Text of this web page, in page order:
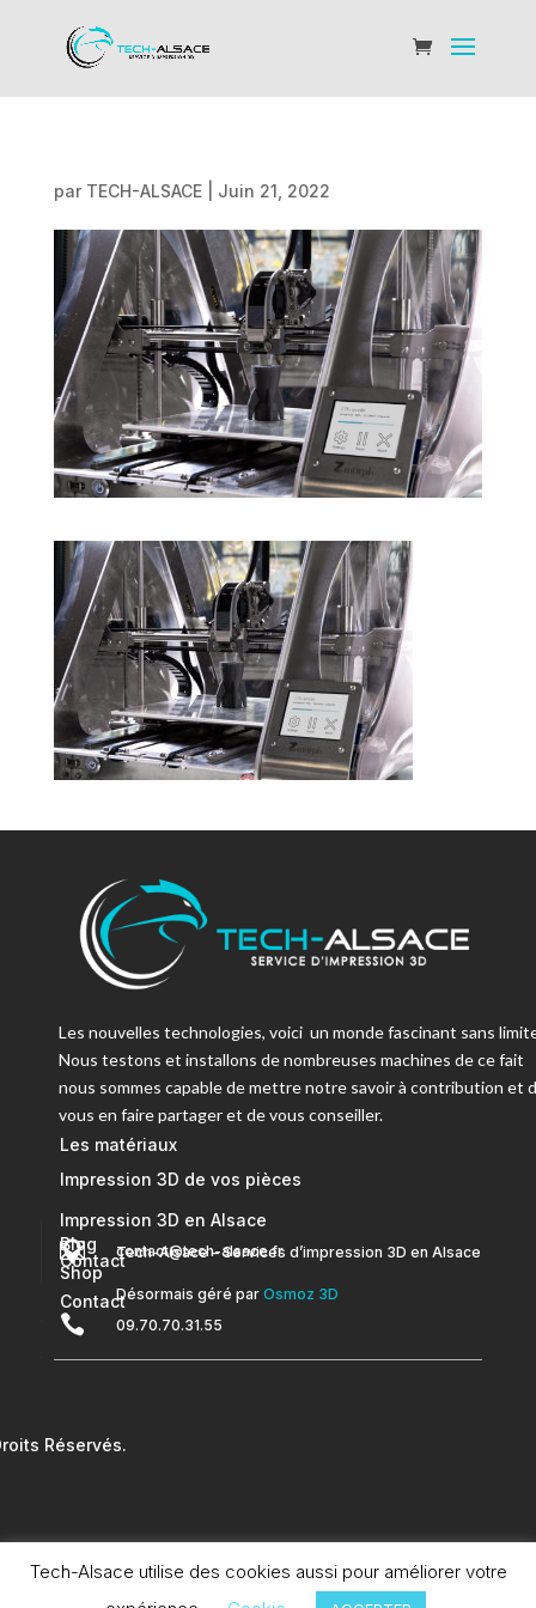
par TECH-ALSACE| Juin 21, 2022
Les nouvelles technologies, voici un monde fascinant sans
Nous testons et installons de nombreuses machines de ce fait
nous sommes capable de mettre notre savoir à contribution et
vous en faire partager et de vous conseiller.
Les matériaux
Impression 3D de vos pièces
Impression 3D en Alsace
Contact
Blog
Shop
Contact
 contact@tech-alsace.fr
 Tech-Alsace – Services d’impression 3D en Alsace
Désormais géré par Osmoz 3D
 09.70.70.31.55
Réservés.
Tech-Alsace utilise des cookies aussi pour améliorer votre